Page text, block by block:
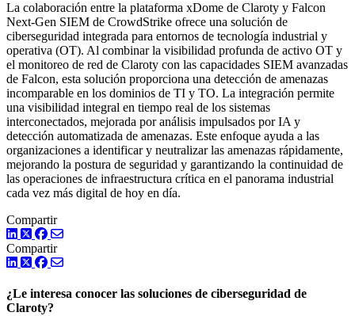
La colaboración entre la plataforma xDome de Claroty y Falcon
Next-Gen SIEM de CrowdStrike ofrece una solución de
ciberseguridad integrada para entornos de tecnología industrial y
operativa (OT). Al combinar la visibilidad profunda de activo OT y
el monitoreo de red de Claroty con las capacidades SIEM avanzadas
de Falcon, esta solución proporciona una detección de amenazas
incomparable en los dominios de TI y TO. La integración permite
una visibilidad integral en tiempo real de los sistemas
interconectados, mejorada por análisis impulsados por IA y
detección automatizada de amenazas. Este enfoque ayuda a las
organizaciones a identificar y neutralizar las amenazas rápidamente,
mejorando la postura de seguridad y garantizando la continuidad de
las operaciones de infraestructura crítica en el panorama industrial
cada vez más digital de hoy en día.
Compartir
LinkedIn
TwitterFacebook
Compartir
LinkedIn
TwitterFacebook
¿Le interesa conocer las soluciones de ciberseguridad de
Claroty?